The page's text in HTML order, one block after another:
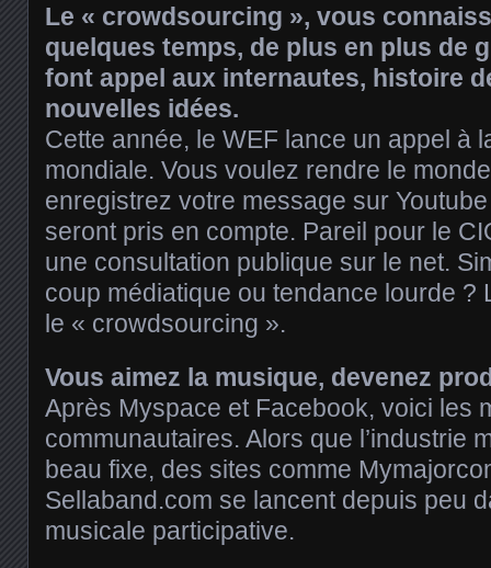
Le « crowdsourcing », vous
quelques temps, de plus en plus de
font appel aux internautes, histoire
nouvelles idées.
Cette année, le WEF lance un appel à
mondiale. Vous voulez rendre le
enregistrez votre message sur
seront pris en compte. Pareil pour le
une consultation publique sur le net.
coup médiatique ou tendance lourde ?
le « crowdsourcing ».
Vous aimez la musique, devenez
Après Myspace et Facebook, voici les
communautaires. Alors que l’industrie
beau fixe, des sites comme
Sellaband.com se lancent depuis peu
musicale participative.